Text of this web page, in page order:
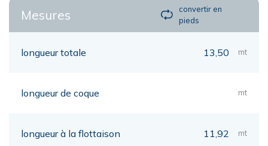
Mesures
convertir en
pieds
longueur totale 13,50 mt
longueur de coque mt
longueur à la flottaison 11,92 mt